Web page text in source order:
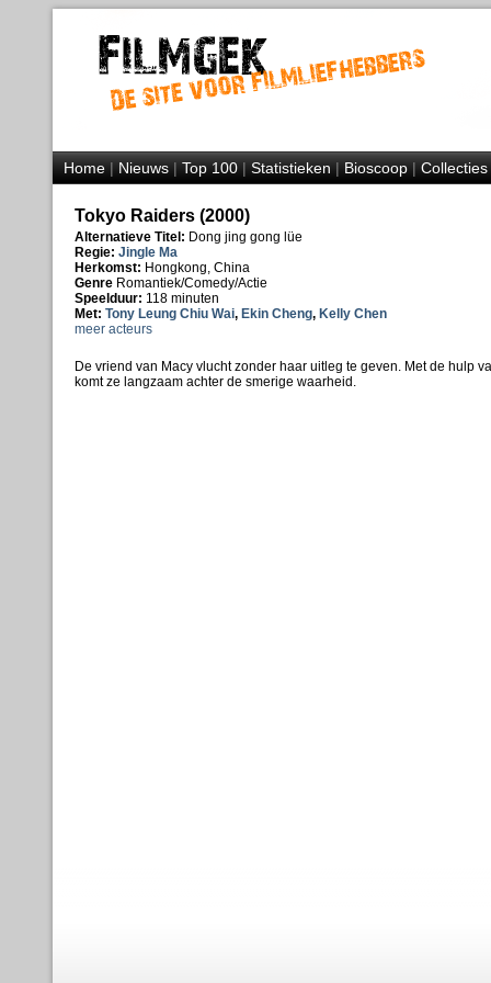
Home|Nieuws|Top 100|Statistieken|Bioscoop|Collecties
Tokyo Raiders (2000)
Alternatieve Titel: Dong jing gong lüe
Regie: Jingle Ma
Herkomst: Hongkong, China
Genre Romantiek/Comedy/Actie
Speelduur: 118 minuten
Met: Tony Leung Chiu Wai, Ekin Cheng, Kelly Chen
meer acteurs
De vriend van Macy vlucht zonder haar uitleg te geven. Met de hulp
komt ze langzaam achter de smerige waarheid.